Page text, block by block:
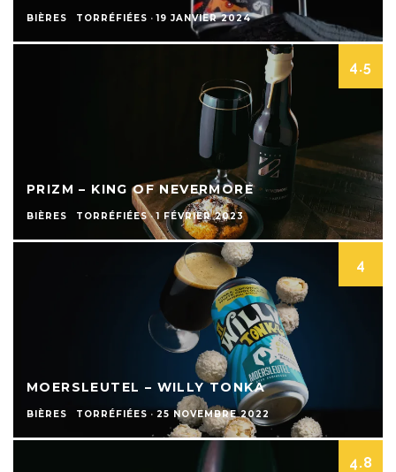
BIÈRES TORRÉFIÉES · 19 JANVIER 2024
4.5
PRIZM – KING OF NEVERMORE
BIÈRES TORRÉFIÉES · 1 FÉVRIER 2023
4
MOERSLEUTEL – WILLY TONKA
BIÈRES TORRÉFIÉES · 25 NOVEMBRE 2022
4.8